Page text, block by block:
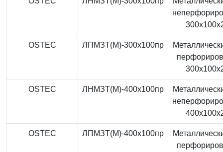
OSTEC ЛПМЗТ(М)-300x100пр
OSTEC ЛНМЗТ(М)-400x100пр
OSTEC ЛПМЗТ(М)-400x100пр